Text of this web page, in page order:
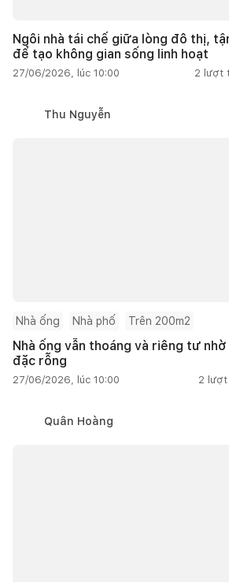
Ngôi nhà tái chế giữa lòng đô thị,
để tạo không gian sống linh hoạt
27/06/2026, lúc 10:00 2 lượt
Thu Nguyễn
Nhà ống Nhà phố Trên 200m2
Nhà ống vẫn thoáng và riêng tư
đặc rỗng
27/06/2026, lúc 10:00 2 lượt
Quân Hoàng